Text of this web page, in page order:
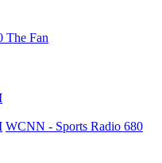
The Fan
WCNN - Sports Radio 680